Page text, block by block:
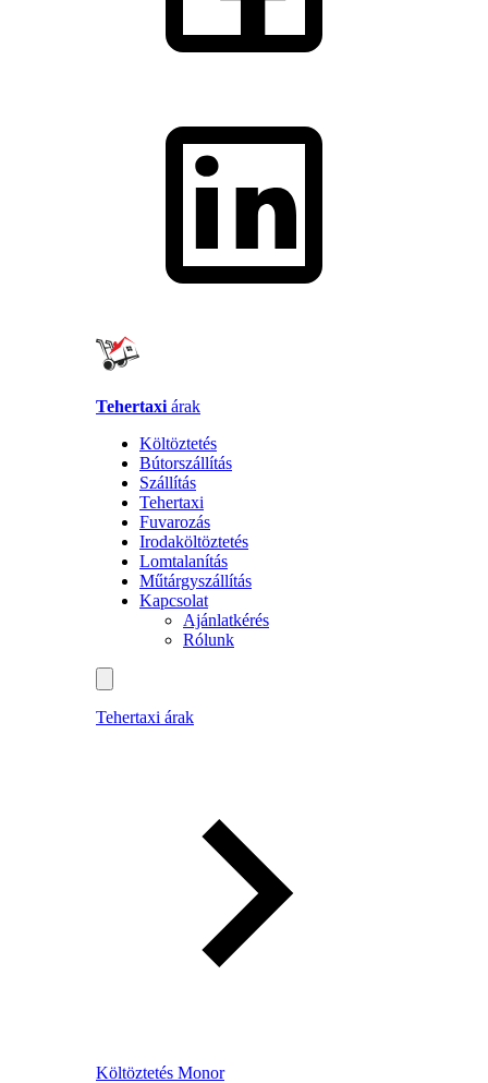
Tehertaxi árak
Költöztetés
Bútorszállítás
Szállítás
Tehertaxi
Fuvarozás
Irodaköltöztetés
Lomtalanítás
Műtárgyszállítás
Kapcsolat
Ajánlatkérés
Rólunk
Tehertaxi árak
Költöztetés Monor